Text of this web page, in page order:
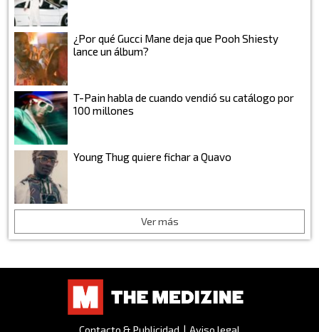
¿Por qué Gucci Mane deja que Pooh Shiesty
lance un álbum?
T-Pain habla de cuando vendió su catálogo por
100 millones
Young Thug quiere fichar a Quavo
Ver más
Contacto & Publicidad | Aviso legal